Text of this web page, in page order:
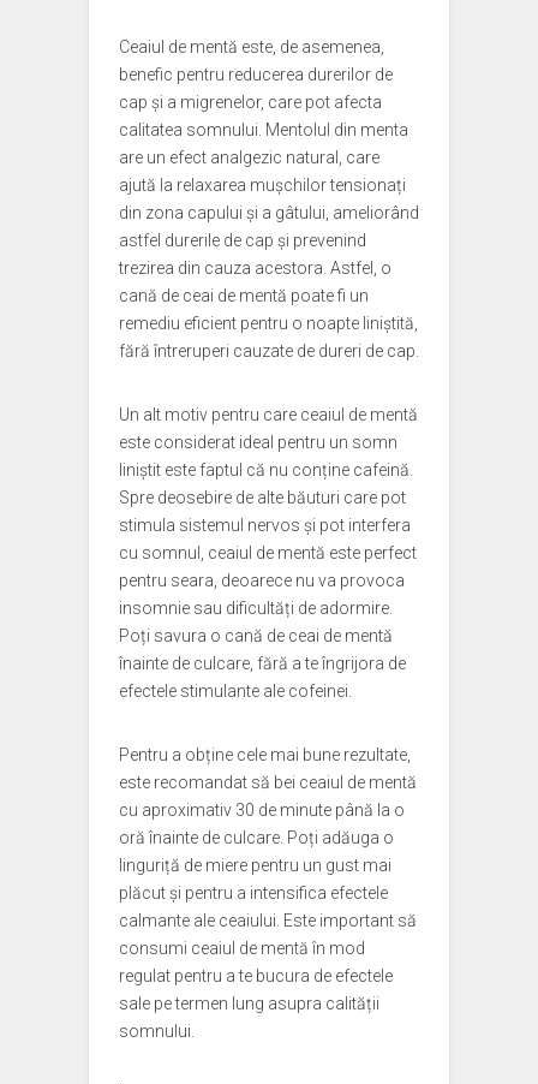
Ceaiul de mentă este, de asemenea,
benefic pentru reducerea durerilor de
cap și a migrenelor, care pot afecta
calitatea somnului. Mentolul din menta
are un efect analgezic natural, care
ajută la relaxarea mușchilor tensionați
din zona capului și a gâtului, ameliorând
astfel durerile de cap și prevenind
trezirea din cauza acestora. Astfel, o
cană de ceai de mentă poate fi un
remediu eficient pentru o noapte liniștită,
fără întreruperi cauzate de dureri de cap.
Un alt motiv pentru care ceaiul de mentă
este considerat ideal pentru un somn
liniștit este faptul că nu conține cafeină.
Spre deosebire de alte băuturi care pot
stimula sistemul nervos și pot interfera
cu somnul, ceaiul de mentă este perfect
pentru seara, deoarece nu va provoca
insomnie sau dificultăți de adormire.
Poți savura o cană de ceai de mentă
înainte de culcare, fără a te îngrijora de
efectele stimulante ale cofeinei.
Pentru a obține cele mai bune rezultate,
este recomandat să bei ceaiul de mentă
cu aproximativ 30 de minute până la o
oră înainte de culcare. Poți adăuga o
linguriță de miere pentru un gust mai
plăcut și pentru a intensifica efectele
calmante ale ceaiului. Este important să
consumi ceaiul de mentă în mod
regulat pentru a te bucura de efectele
sale pe termen lung asupra calității
somnului.